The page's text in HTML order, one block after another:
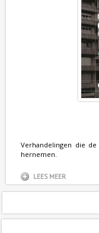
Verhandelingen die
hernemen.
LEES MEER